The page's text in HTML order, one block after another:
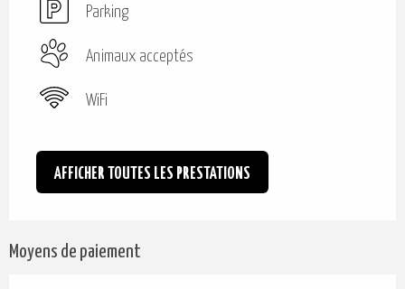
Parking
Animaux acceptés
WiFi
AFFICHER TOUTES LES PRESTATIONS
Moyens de paiement